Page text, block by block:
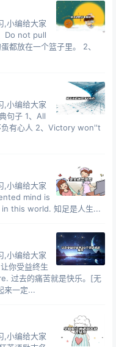
I go to it. --
己走向胜利。 -- 穆尔
Luther King
的，但千万不可失去希
· 金
to be human. --
更加伟大．
to succeed
come when you
时候出现。
pleasure in life .(
美国发明家 爱迪生. T.
,小编给大家
Do not pull
放在一个篮子里。 2、
,小编给大家
句子 1、All
有心人 2、Victory won''t
,小编给大家
mind is
this world. 知足是人生...
,小编给大家
你受益终生
过去的痛苦就是快乐。[无
来一定...
,小编给大家